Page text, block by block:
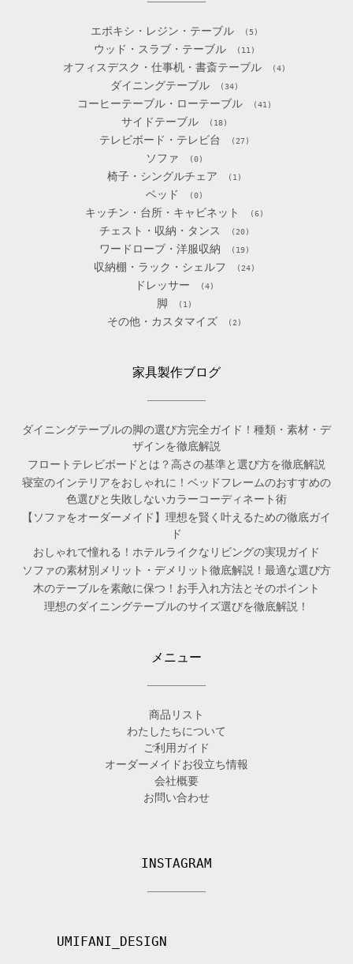
エポキシ・レジン・テーブル (5)
ウッド・スラブ・テーブル (11)
オフィスデスク・仕事机・書斎テーブル (4)
ダイニングテーブル (34)
コーヒーテーブル・ローテーブル (41)
サイドテーブル (18)
テレビボード・テレビ台 (27)
ソファ (0)
椅子・シングルチェア (1)
ベッド (0)
キッチン・台所・キャビネット (6)
チェスト・収納・タンス (20)
ワードローブ・洋服収納 (19)
収納棚・ラック・シェルフ (24)
ドレッサー (4)
脚 (1)
その他・カスタマイズ (2)
家具製作ブログ
ダイニングテーブルの脚の選び方完全ガイド！種類・素材・デ
ザインを徹底解説
フロートテレビボードとは？高さの基準と選び方を徹底解説
寝室のインテリアをおしゃれに！ベッドフレームのおすすめの
色選びと失敗しないカラーコーディネート術
【ソファをオーダーメイド】理想を賢く叶えるための徹底ガイ
ド
おしゃれで憧れる！ホテルライクなリビングの実現ガイド
ソファの素材別メリット・デメリット徹底解説！最適な選び方
木のテーブルを素敵に保つ！お手入れ方法とそのポイント
理想のダイニングテーブルのサイズ選びを徹底解説！
メニュー
商品リスト
わたしたちについて
ご利用ガイド
オーダーメイドお役立ち情報
会社概要
お問い合わせ
INSTAGRAM
UMIFANI_DESIGN